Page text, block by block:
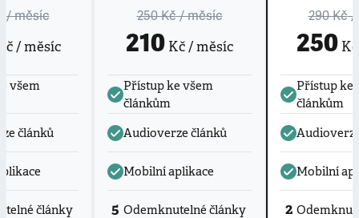
/ měsíc
/ měsíc
všem
článků
články
250 Kč/ měsíc
210 Kč / měsíc
Přístup ke všem
článkům
Audioverze článků
Mobilní aplikace
5 Odemknutelné články
290 Kč/
250Kč
Přístup ke
článkům
Mobilní
2